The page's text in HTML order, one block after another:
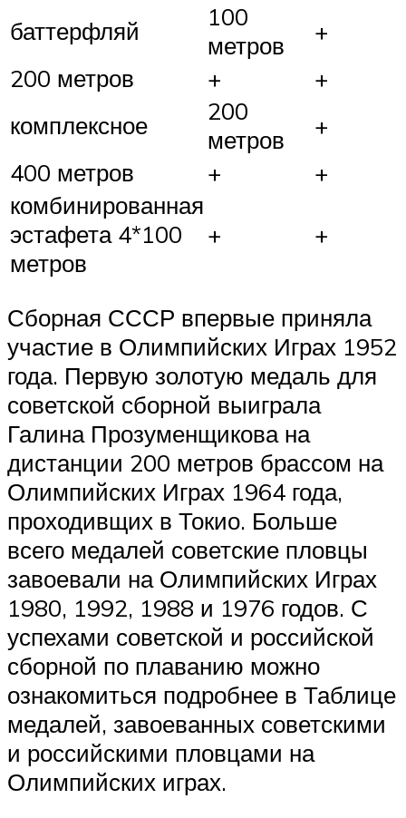
баттерфляй
100
метров
+
200 метров
+
+
комплексное
200
метров
+
400 метров
+
+
комбинированная
эстафета 4*100
метров
+ +
Сборная СССР впервые приняла
участие в Олимпийских Играх 1952
года. Первую золотую медаль для
советской сборной выиграла
Галина Прозуменщикова на
дистанции 200 метров брассом на
Олимпийских Играх 1964 года,
проходивщих в Токио. Больше
всего медалей советские пловцы
завоевали на Олимпийских Играх
1980, 1992, 1988 и 1976 годов. С
успехами советской и российской
сборной по плаванию можно
ознакомиться подробнее в Таблице
медалей, завоеванных советскими
и российскими пловцами на
Олимпийских играх.